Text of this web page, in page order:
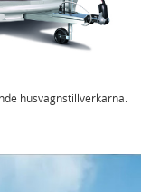
husvagnstillverkarna.